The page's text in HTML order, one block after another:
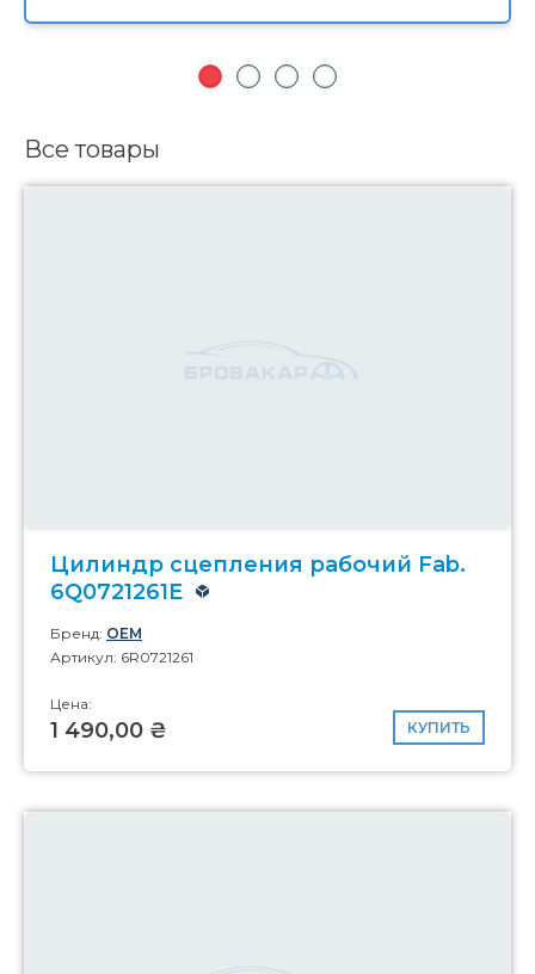
Все товары
Цилиндр сцепления рабочий Fab.
6Q0721261E
Бренд: OEM
Артикул: 6R0721261
Цена:
1 490,00 ₴ КУПИТЬ